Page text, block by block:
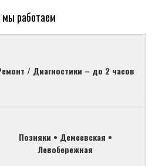
мы работаем
/ Диагностики – до 2 часов
Позняки • Демеевская •
Левобережная